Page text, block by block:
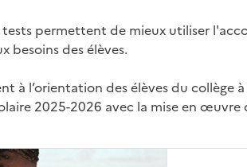
tests permettent de mieux utiliser
besoins des élèves.
à l’orientation des élèves du collège
2025-2026 avec la mise en œuvre